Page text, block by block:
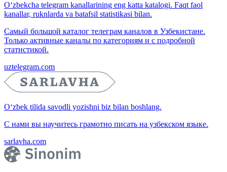
O‘zbekcha telegram kanallarining eng katta katalogi. Faqt faol
kanallar, ruknlarda va batafsil statistikasi bilan.
Самый большой каталог телеграм каналов в Узбекистане.
Только активные каналы по категориям и с подробной
статистикой.
uztelegram.com
O‘zbek tilida savodli yozishni biz bilan boshlang.
С нами вы научитесь грамотно писать на узбекском языке.
sarlavha.com